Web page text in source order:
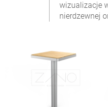
wizualizacje
nierdzewnej